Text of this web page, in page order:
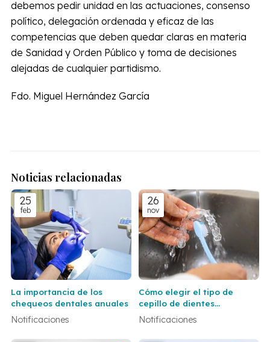
debemos pedir unidad en las actuaciones, consenso
político, delegación ordenada y eficaz de las
competencias que deben quedar claras en materia
de Sanidad y Orden Público y toma de decisiones
alejadas de cualquier partidismo.
Fdo. Miguel Hernández García
Noticias relacionadas
25
feb
La importancia de los
chequeos dentales anuales
Notificaciones
26
nov
Cómo elegir el tipo de
cepillo de dientes
adecuado según tu salud
dental
Notificaciones